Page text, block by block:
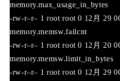
memory.max_usage_in_bytes
-rw-r–r– 1 root root 0 12月 29
memory.memsw.failcnt
-rw-r–r– 1 root root 0 12月 20
memory.memsw.limit_in_bytes
-rw-r–r– 1 root root 0 12月 29